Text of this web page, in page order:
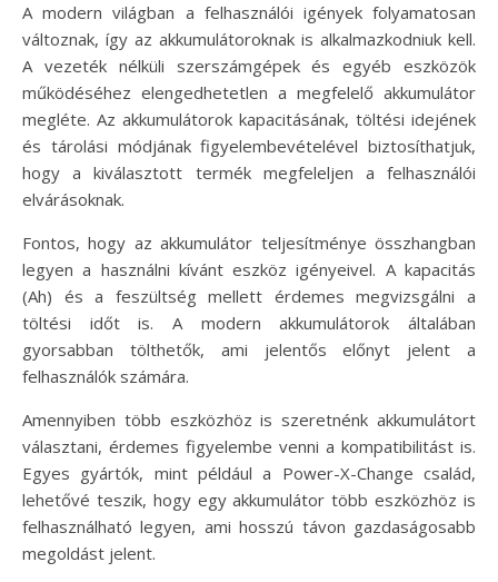
A modern világban a felhasználói igények folyamatosan
változnak, így az akkumulátoroknak is alkalmazkodniuk kell.
A vezeték nélküli szerszámgépek és egyéb eszközök
működéséhez elengedhetetlen a megfelelő akkumulátor
megléte. Az akkumulátorok kapacitásának, töltési idejének
és tárolási módjának figyelembevételével biztosíthatjuk,
hogy a kiválasztott termék megfeleljen a felhasználói
elvárásoknak.
Fontos, hogy az akkumulátor teljesítménye összhangban
legyen a használni kívánt eszköz igényeivel. A kapacitás
(Ah) és a feszültség mellett érdemes megvizsgálni a
töltési időt is. A modern akkumulátorok általában
gyorsabban tölthetők, ami jelentős előnyt jelent a
felhasználók számára.
Amennyiben több eszközhöz is szeretnénk akkumulátort
választani, érdemes figyelembe venni a kompatibilitást is.
Egyes gyártók, mint például a Power-X-Change család,
lehetővé teszik, hogy egy akkumulátor több eszközhöz is
felhasználható legyen, ami hosszú távon gazdaságosabb
megoldást jelent.